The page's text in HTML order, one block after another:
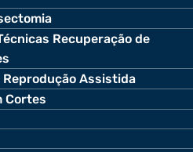
Recuperação de
Assistida
Cortes